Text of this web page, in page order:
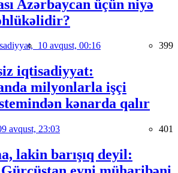
Azərbaycan üçün niyə
10 avqust, 00:16 399
iqtisadiyyat:
milyonlarla işçi
kənarda qalır
avqust, 23:03 401
lakin barışıq deyil: